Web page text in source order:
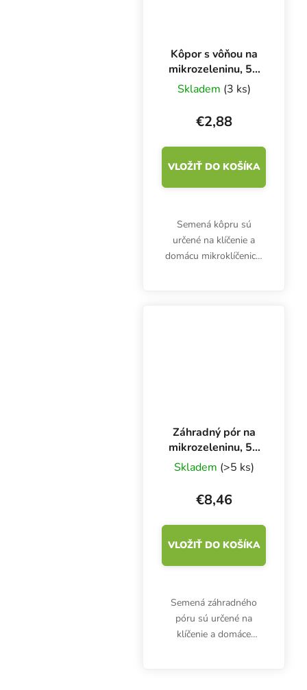
Kôpor s vôňou na
mikrozeleninu, 50
g
Skladem (3 ks)
€2,88
VLOŽIŤ DO KOŠÍKA
Semená kôpru sú
určené na klíčenie a
domácu mikroklíčenicu.
Záhradný pór na
mikrozeleninu, 50
g
Skladem (>5 ks)
€8,46
VLOŽIŤ DO KOŠÍKA
Semená záhradného
póru sú určené na
klíčenie a domáce